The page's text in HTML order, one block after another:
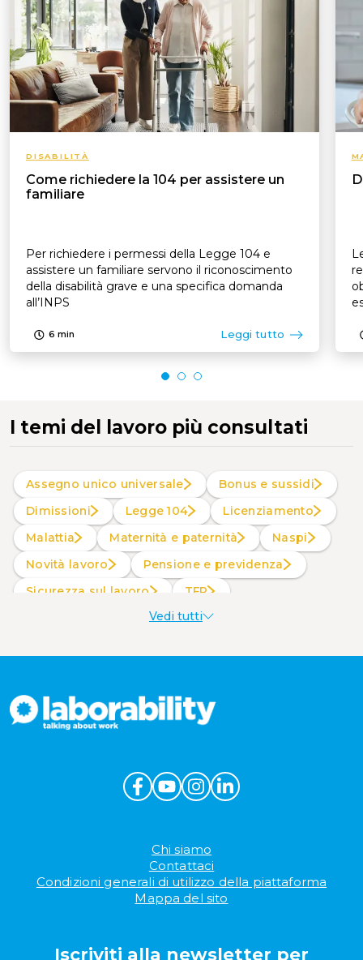
DISABILITÀ
Come richiedere la 104 per assistere un
familiare
Per richiedere i permessi della Legge 104 e
assistere un familiare servono il riconoscimento
della disabilità grave e una specifica domanda
all’INPS
6 min Leggi tutto
I temi del lavoro più consultati
Assegno unico universale
Bonus e sussidi
Dimissioni
Legge 104
Licenziamento
Malattia
Maternità e paternità
Naspi
Novità lavoro
Pensione e previdenza
Sicurezza sul lavoro
TFR
Vedi tutti
Chi siamo
Contattaci
Condizioni generali di utilizzo della piattaforma
Mappa del sito
Iscriviti alla newsletter per